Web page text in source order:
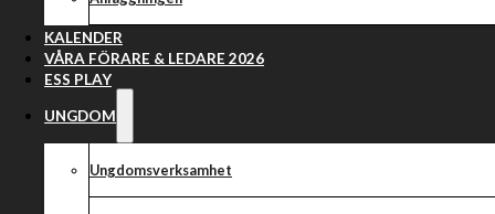
KALENDER
VÅRA FÖRARE & LEDARE 2026
ESS PLAY
UNGDOM
Ungdomsverksamhet